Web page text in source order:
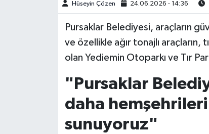
Hüseyin Çözen 24.06.2026 - 14:36
Pursaklar Belediyesi, araçların
ve özellikle ağır tonajlı araçların,
olan Yediemin Otoparkı ve Tır
"Pursaklar
daha
sunuyoruz"
Kültür Sanat
Televizyon